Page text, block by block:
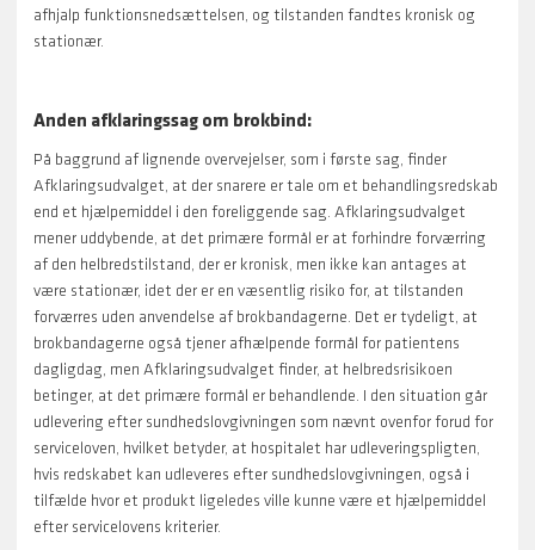
afhjalp funktionsnedsættelsen, og tilstanden fandtes kronisk og
stationær.
Anden afklaringssag om brokbind:
På baggrund af lignende overvejelser, som i første sag, finder
Afklaringsudvalget, at der snarere er tale om et behandlingsredskab
end et hjælpemiddel i den foreliggende sag. Afklaringsudvalget
mener uddybende, at det primære formål er at forhindre forværring
af den helbredstilstand, der er kronisk, men ikke kan antages at
være stationær, idet der er en væsentlig risiko for, at tilstanden
forværres uden anvendelse af brokbandagerne. Det er tydeligt, at
brokbandagerne også tjener afhælpende formål for patientens
dagligdag, men Afklaringsudvalget finder, at helbredsrisikoen
betinger, at det primære formål er behandlende. I den situation går
udlevering efter sundhedslovgivningen som nævnt ovenfor forud for
serviceloven, hvilket betyder, at hospitalet har udleveringspligten,
hvis redskabet kan udleveres efter sundhedslovgivningen, også i
tilfælde hvor et produkt ligeledes ville kunne være et hjælpemiddel
efter servicelovens kriterier.